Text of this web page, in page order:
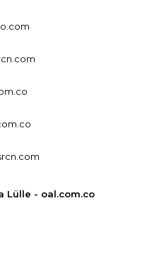
Lülle - oal.com.co